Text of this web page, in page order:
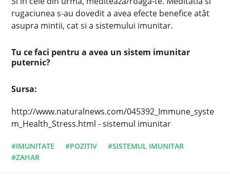
rugaciunea s-au dovedit a avea efecte benefice atât
asupra mintii, cat si a sistemului imunitar.
Tu ce faci pentru a avea un sistem imunitar
puternic?
Sursa:
http://www.naturalnews.com/045392_Immune_syste
m_Health_Stress.html - sistemul imunitar
#IMUNITATE #POZITIV
#SISTEMUL IMUNITAR
#ZAHAR